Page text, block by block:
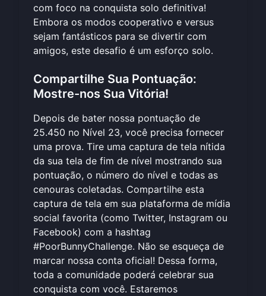
com foco na conquista solo definitiva!
Embora os modos cooperativo e versus
sejam fantásticos para se divertir com
amigos, este desafio é um esforço solo.
Compartilhe Sua Pontuação:
Mostre-nos Sua Vitória!
Depois de bater nossa pontuação de
25.450 no Nível 23, você precisa fornecer
uma prova. Tire uma captura de tela nítida
da sua tela de fim de nível mostrando sua
pontuação, o número do nível e todas as
cenouras coletadas. Compartilhe esta
captura de tela em sua plataforma de mídia
social favorita (como Twitter, Instagram ou
Facebook) com a hashtag
#PoorBunnyChallenge. Não se esqueça de
marcar nossa conta oficial! Dessa forma,
toda a comunidade poderá celebrar sua
conquista com você. Estaremos